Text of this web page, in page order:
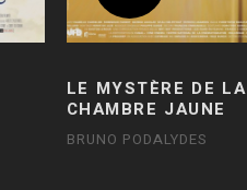
LE MYSTÈRE DE LA
CHAMBRE JAUNE
BRUNO PODALYDES